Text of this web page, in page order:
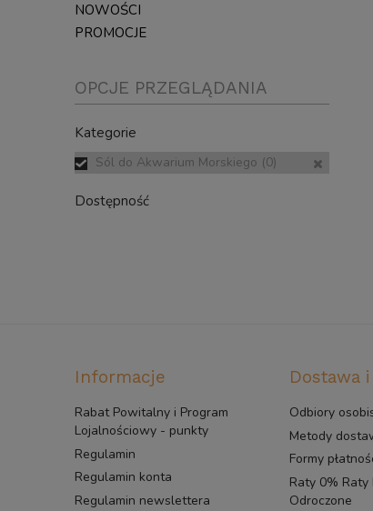
NOWOŚCI
PROMOCJE
OPCJE PRZEGLĄDANIA
Kategorie
Sól do Akwarium Morskiego (0)
Dostępność
Informacje
Rabat Powitalny i Program
Lojalnościowy - punkty
Regulamin
Regulamin konta
Regulamin newslettera
Dostawa
Odbiory
Metody
Formy
Raty 0% Raty
Odroczone